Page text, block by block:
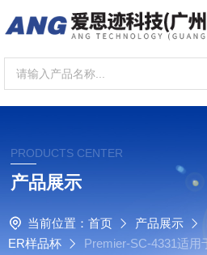
PRODUCTS CENTER
产品展示
当前位置： 首页 产品展示
ER样品杯
Premier-SC-4331适用